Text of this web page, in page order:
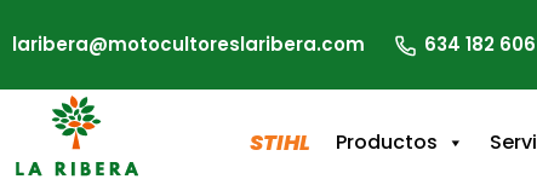
laribera@motocultoreslaribera.com 634 182 606
STIHL Productos